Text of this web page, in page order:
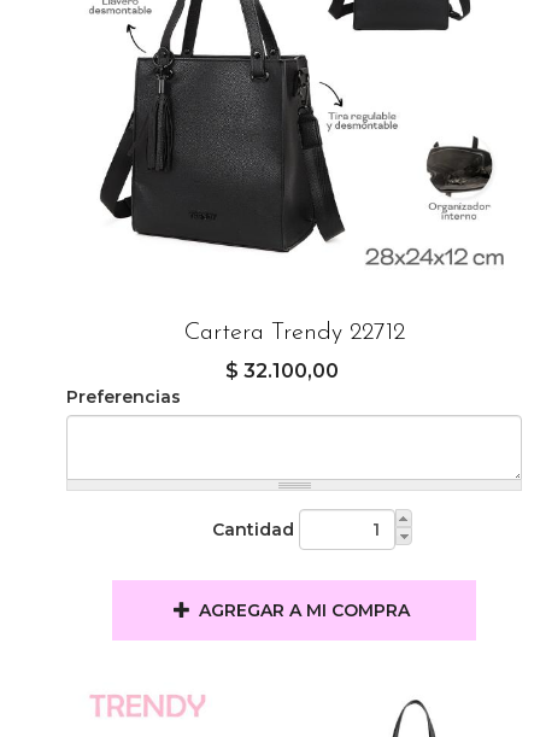
Cartera Trendy 22712
$ 32.100,00
Preferencias
Cantidad
AGREGAR A MI COMPRA